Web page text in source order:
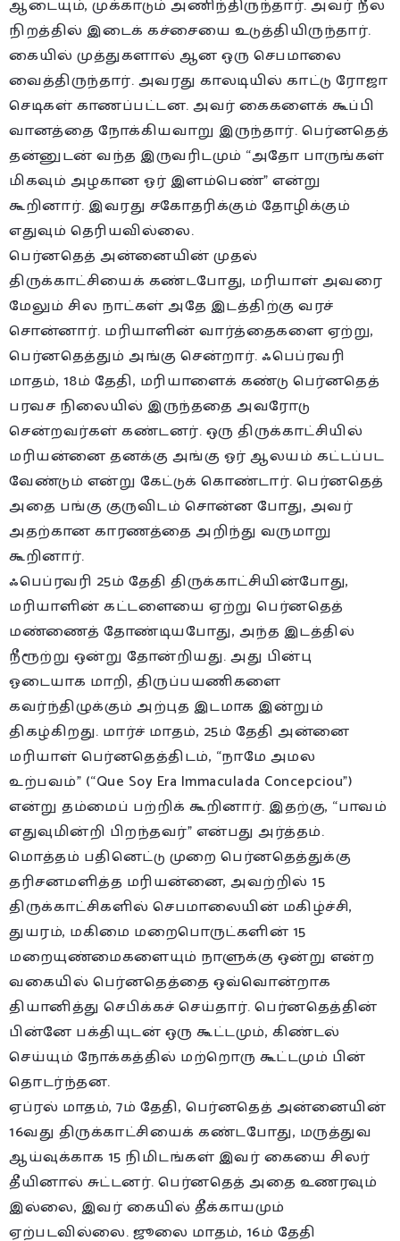
ஆடையும், முக்காடும் அணிந்திருந்தார். அவர் நீல
நிறத்தில் இடைக் கச்சையை உடுத்தியிருந்தார்.
கையில் முத்துகளால் ஆன ஒரு செபமாலை
வைத்திருந்தார். அவரது காலடியில் காட்டு ரோஜா
செடிகள் காணப்பட்டன. அவர் கைகளைக் கூப்பி
வானத்தை நோக்கியவாறு இருந்தார். பெர்னதெத்
தன்னுடன் வந்த இருவரிடமும் “அதோ பாருங்கள்
மிகவும் அழகான ஓர் இளம்பெண்” என்று
கூறினார். இவரது சகோதரிக்கும் தோழிக்கும்
எதுவும் தெரியவில்லை.
பெர்னதெத் அன்னையின் முதல்
திருக்காட்சியைக் கண்டபோது, மரியாள் அவரை
மேலும் சில நாட்கள் அதே இடத்திற்கு வரச்
சொன்னார். மரியாளின் வார்த்தைகளை ஏற்று,
பெர்னதெத்தும் அங்கு சென்றார். ஃபெப்ரவரி
மாதம், 18ம் தேதி, மரியாளைக் கண்டு பெர்னதெத்
பரவச நிலையில் இருந்ததை அவரோடு
சென்றவர்கள் கண்டனர். ஒரு திருக்காட்சியில்
மரியன்னை தனக்கு அங்கு ஓர் ஆலயம் கட்டப்பட
வேண்டும் என்று கேட்டுக் கொண்டார். பெர்னதெத்
அதை பங்கு குருவிடம் சொன்ன போது, அவர்
அதற்கான காரணத்தை அறிந்து வருமாறு
கூறினார்.
ஃபெப்ரவரி 25ம் தேதி திருக்காட்சியின்போது,
மரியாளின் கட்டளையை ஏற்று பெர்னதெத்
மண்ணைத் தோண்டியபோது, அந்த இடத்தில்
நீரூற்று ஒன்று தோன்றியது. அது பின்பு
ஓடையாக மாறி, திருப்பயணிகளை
கவர்ந்திழுக்கும் அற்புத இடமாக இன்றும்
திகழ்கிறது. மார்ச் மாதம், 25ம் தேதி அன்னை
மரியாள் பெர்னதெத்திடம், “நாமே அமல
உற்பவம்” (“Que Soy Era Immaculada Concepciou”)
என்று தம்மைப் பற்றிக் கூறினார். இதற்கு, “பாவம்
எதுவுமின்றி பிறந்தவர்” என்பது அர்த்தம்.
மொத்தம் பதினெட்டு முறை பெர்னதெத்துக்கு
தரிசனமளித்த மரியன்னை, அவற்றில் 15
திருக்காட்சிகளில் செபமாலையின் மகிழ்ச்சி,
துயரம், மகிமை மறைபொருட்களின் 15
மறையுண்மைகளையும் நாளுக்கு ஒன்று என்ற
வகையில் பெர்னதெத்தை ஒவ்வொன்றாக
தியானித்து செபிக்கச் செய்தார். பெர்னதெத்தின்
பின்னே பக்தியுடன் ஒரு கூட்டமும், கிண்டல்
செய்யும் நோக்கத்தில் மற்றொரு கூட்டமும் பின்
தொடர்ந்தன.
ஏப்ரல் மாதம், 7ம் தேதி, பெர்னதெத் அன்னையின்
16வது திருக்காட்சியைக் கண்டபோது, மருத்துவ
ஆய்வுக்காக 15 நிமிடங்கள் இவர் கையை சிலர்
தீயினால் சுட்டனர். பெர்னதெத் அதை உணரவும்
இல்லை, இவர் கையில் தீக்காயமும்
ஏற்படவில்லை. ஜூலை மாதம், 16ம் தேதி